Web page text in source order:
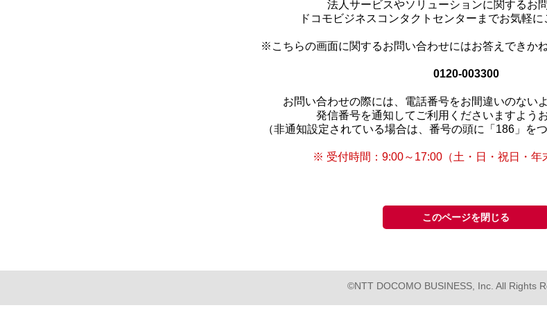
法人サービスやソリューションに関するお
ドコモビジネスコンタクトセンターまでお気軽に
※こちらの画面に関するお問い合わせにはお答えできか
0120-003300
お問い合わせの際には、電話番号をお間違いのない
発信番号を通知してご利用くださいますよう
（非通知設定されている場合は、番号の頭に「186」を
※ 受付時間：9:00～17:00（土・日・祝日・年
このページを閉じる
©NTT DOCOMO BUSINESS, Inc. All Rights